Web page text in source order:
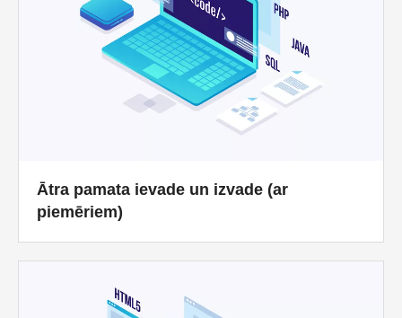
Ātra pamata ievade un izvade (ar
piemēriem)